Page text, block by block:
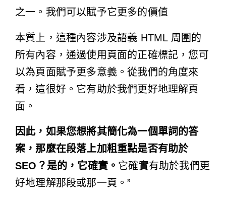
之一。我們可以賦予它更多的價值
本質上，這種內容涉及語義 HTML 周圍的
所有內容，通過使用頁面的正確標記，您可
以為頁面賦予更多意義。從我們的角度來
看，這很好。它有助於我們更好地理解頁
面。
因此，如果您想將其簡化為一個單詞的答
案，那麼在段落上加粗重點是否有助於
SEO？是的，它確實。 它確實有助於我們更
好地理解那段或那一頁。”